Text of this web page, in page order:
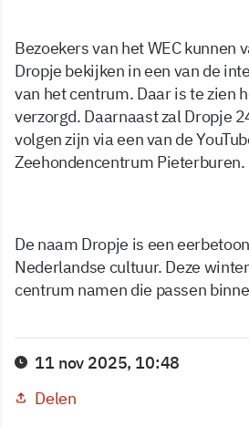
Bezoekers van het WEC kunnen
Dropje bekijken in een van de
van het centrum. Daar is te zien
verzorgd. Daarnaast zal Dropje
volgen zijn via een van de
Zeehondencentrum Pieterburen.
De naam Dropje is een
Nederlandse cultuur. Deze
centrum namen die passen
11 nov 2025, 10:48
Delen